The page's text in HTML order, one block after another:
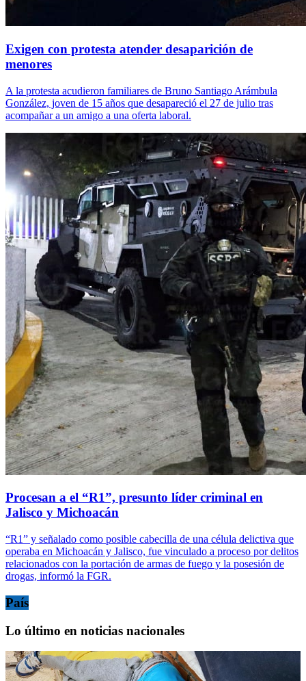
Exigen con protesta atender desaparición de
menores
A la protesta acudieron familiares de Bruno Santiago Arámbula
González, joven de 15 años que desapareció el 27 de julio tras
acompañar a un amigo a una oferta laboral.
Procesan a el “R1”, presunto líder criminal en
Jalisco y Michoacán
“R1” y señalado como posible cabecilla de una célula delictiva que
operaba en Michoacán y Jalisco, fue vinculado a proceso por delitos
relacionados con la portación de armas de fuego y la posesión de
drogas, informó la FGR.
País
Lo último en noticias nacionales